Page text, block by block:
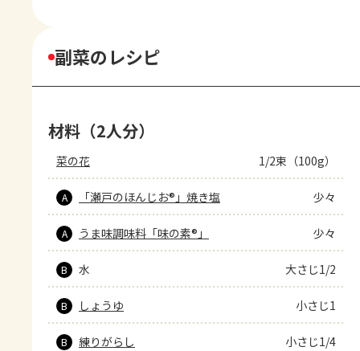
副菜のレシピ
材料（2人分）
菜の花 1/2束（100g）
A 「瀬戸のほんじお®」焼き塩 少々
A うま味調味料「味の素®」 少々
B 水 大さじ1/2
B しょうゆ 小さじ1
B 練りがらし 小さじ1/4